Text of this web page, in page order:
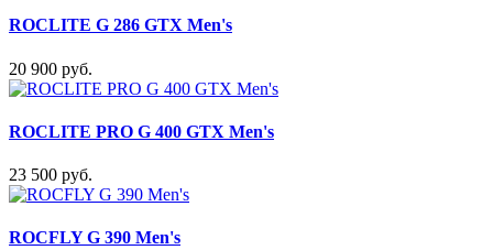
ROCLITE G 286 GTX Men's
20 900 руб.
ROCLITE PRO G 400 GTX Men's
23 500 руб.
ROCFLY G 390 Men's